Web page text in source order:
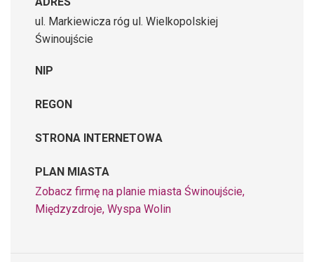
ul. Markiewicza róg ul. Wielkopolskiej
Świnoujście
NIP
REGON
STRONA INTERNETOWA
PLAN MIASTA
Zobacz firmę na planie miasta Świnoujście,
Międzyzdroje, Wyspa Wolin